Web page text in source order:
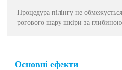
Процедура пілінгу не
рогового шару шкіри за
Основні ефекти